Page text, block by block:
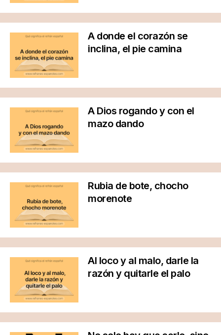
A donde el corazón se
inclina, el pie camina
A Dios rogando y con el
mazo dando
Rubia de bote, chocho
morenote
Al loco y al malo, darle la
razón y quitarle el palo